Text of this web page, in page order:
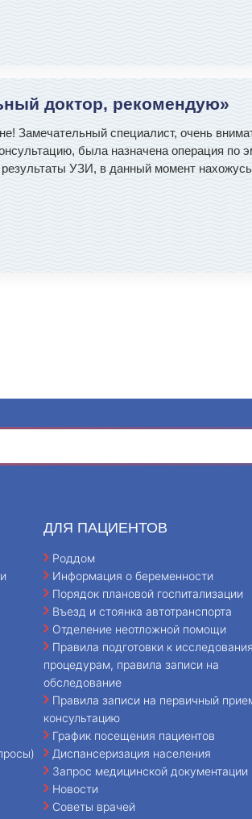
доктор, рекомендую»
Замечательный специалист, очень
была назначена операция
УЗИ, в данный момент
ДЛЯ ПАЦИЕНТОВ
Роддом
Информация о беременности
Порядок плановой госпитализации
Въезд и стоянка автотранспорта
Отделение неотложной помощи
Правила подготовки к
процедурам, правила записи на
обследование
Правила записи на первичный
консультацию
График посещения пациентов
Диспансеризация населения
Запрос медицинской документации
Новости
Советы врачей